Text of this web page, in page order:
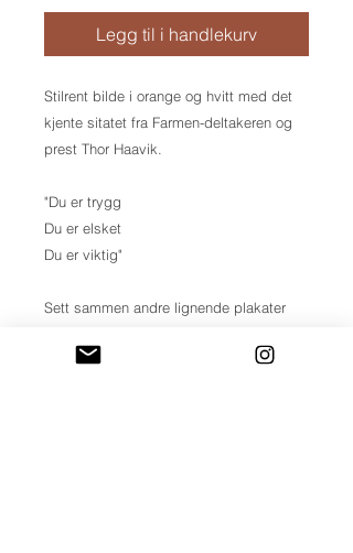
Legg til i handlekurv
Stilrent bilde i orange og hvitt med det
kjente sitatet fra Farmen-deltakeren og
prest Thor Haavik.
"Du er trygg
Du er elsket
Du er viktig"
Sett sammen andre lignende plakater
bildeplakater.